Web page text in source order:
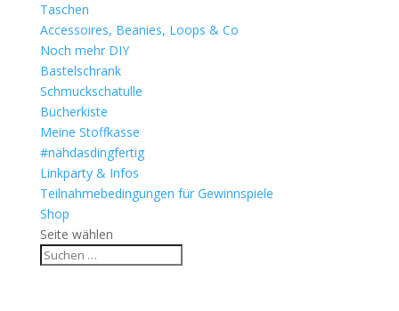
Taschen
Accessoires, Beanies, Loops & Co
Noch mehr DIY
Bastelschrank
Schmuckschatulle
Bücherkiste
Meine Stoffkasse
#nähdasdingfertig
Linkparty & Infos
Teilnahmebedingungen für Gewinnspiele
Shop
Seite wählen